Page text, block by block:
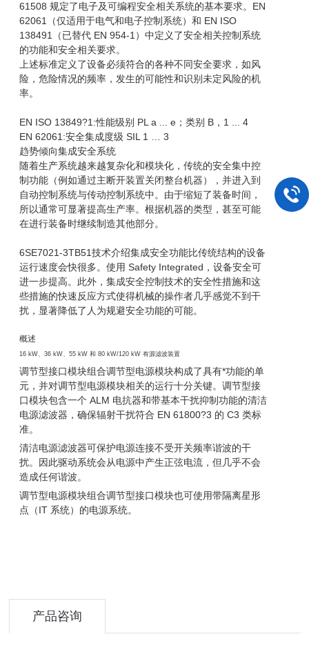
61508 规定了电子及可编程安全相关系统的基本要求。EN
62061（仅适用于电气和电子控制系统）和 EN ISO
138491（已替代 EN 954-1）中定义了安全相关控制系统
的功能和安全相关要求。
上述标准定义了设备必须符合的各种不同安全要求，如风
险，危险情况的频率，发生的可能性和识别未定风险的机
率。
EN ISO 13849?1:性能级别 PL a ... e；类别 B，1 ... 4
EN 62061:安全集成度级 SIL 1 … 3
趋势倾向集成安全系统
随着生产系统越来越复杂化和模块化，传统的安全集中控
制功能（例如通过主断开装置关闭整台机器），并进入到
自动控制系统与传动控制系统中。由于缩短了装备时间，
所以通常可显著提高生产率。根据机器的类型，甚至可能
在进行装备时继续制造其他部分。
6SE7021-3TB51技术介绍集成安全功能比传统结构的设备
运行速度会快很多。使用 Safety Integrated，设备安全可
进一步提高。此外，集成安全控制技术的安全性措施和这
些措施的快速反应方式使得机械的操作者几乎感觉不到干
扰，显著降低了人为规避安全功能的可能。
概述
16 kW、36 kW、55 kW 和 80 kW/120 kW 有源滤波装置
调节型接口模块组合调节型电源模块构成了具有*功能的单
元，并对调节型电源模块相关的运行十分关键。调节型接
口模块包含一个 ALM 电抗器和带基本干扰抑制功能的清洁
电源滤波器，确保辐射干扰符合 EN 61800?3 的 C3 类标
准。
清洁电源滤波器可保护电源连接不受开关频率谐波的干
扰。因此驱动系统会从电源中产生正弦电流，但几乎不会
造成任何谐波。
调节型电源模块组合调节型接口模块也可使用带隔离星形
点（IT 系统）的电源系统。
产品咨询